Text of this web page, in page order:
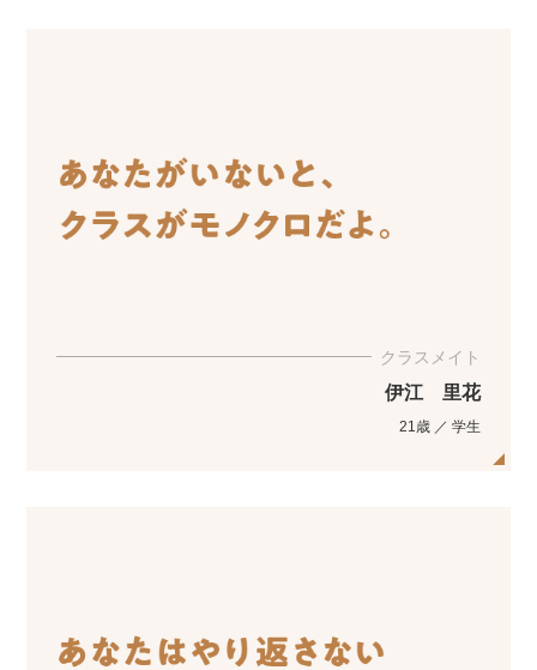
クラスメイト
伊江 里花
21歳 ／ 学生